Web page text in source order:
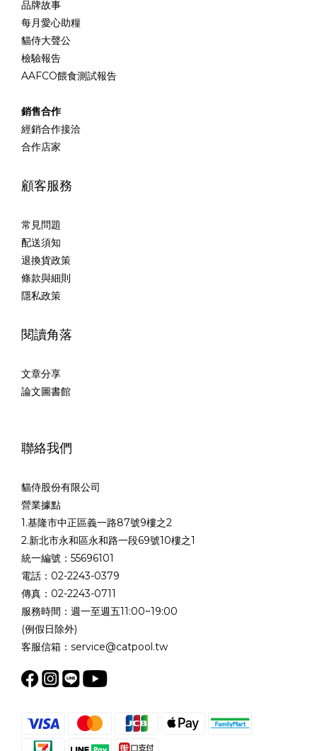
品牌故事
每月愛心助糧
貓侍大聲公
檢驗報告
AAFCO餵食測試報告
銷售合作
經銷合作接洽
合作店家
顧客服務
常見問題
配送須知
退換貨政策
條款與細則
隱私政策
閱讀角落
文章分享
論文圖書館
聯絡我們
貓侍股份有限公司
營業據點
1.基隆市中正區義一路87號9樓之2
2.新北市永和區永和路一段69號10樓之1
統一編號：55696101
電話：02-2243-0379
傳真：02-2243-0711
服務時間：週一至週五11:00~19:00
(例假日除外)
客服信箱：service@catpool.tw